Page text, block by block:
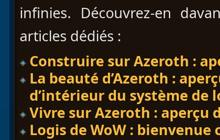
infinies. Découvrez-en
articles dédiés :
Construire sur Azeroth :
La beauté d’Azeroth :
d’intérieur du système de
Vivre sur Azeroth : aperçu
Logis de WoW : bienvenue